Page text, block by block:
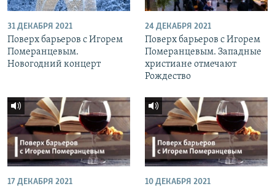
31 ДЕКАБРЯ 2021
Поверх барьеров с Игорем
Померанцевым.
Новогодний концерт
24 ДЕКАБРЯ 2021
Поверх барьеров с Игорем
Померанцевым. Западные
христиане отмечают
Рождество
17 ДЕКАБРЯ 2021 10 ДЕКАБРЯ 2021